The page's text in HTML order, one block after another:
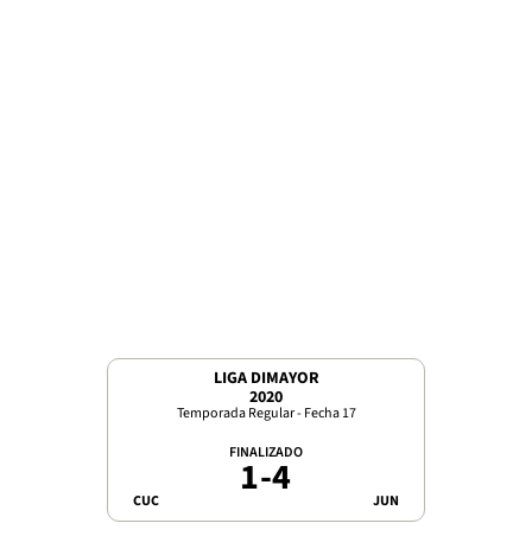
LIGA DIMAYOR
2020
Temporada Regular - Fecha 17
CUC
FINALIZADO
1-4 JUN